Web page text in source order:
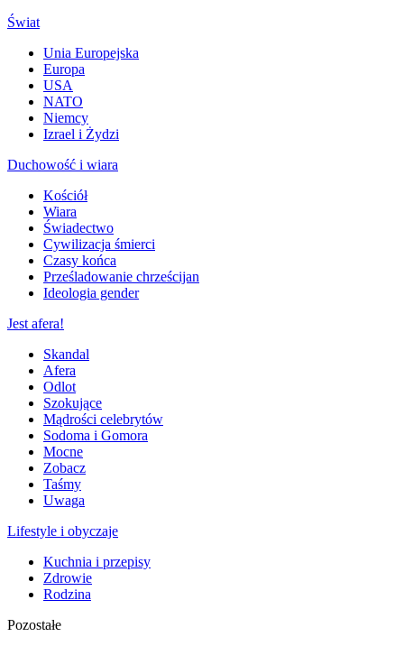
Świat
Unia Europejska
Europa
USA
NATO
Niemcy
Izrael i Żydzi
Duchowość i wiara
Kościół
Wiara
Świadectwo
Cywilizacja śmierci
Czasy końca
Prześladowanie chrześcijan
Ideologia gender
Jest afera!
Skandal
Afera
Odlot
Szokujące
Mądrości celebrytów
Sodoma i Gomora
Mocne
Zobacz
Taśmy
Uwaga
Lifestyle i obyczaje
Kuchnia i przepisy
Zdrowie
Rodzina
Pozostałe